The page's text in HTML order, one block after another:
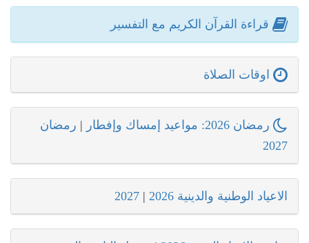
قراءة القرآن الكريم مع التفسير
اوقات الصلاة
رمضان 2026: مواعيد إمساك وإفطار | رمضان
2027
الاعياد الوطنية والدينية 2026 |
2027